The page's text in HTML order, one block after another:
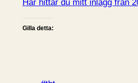
Här hittar du mitt inlägg från
Gilla detta: